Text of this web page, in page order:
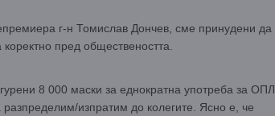
г-н Томислав Дончев, сме принудени да
пред обществеността.
8 000 маски за еднократна употреба за ОПЛ
изпратим до колегите. Ясно е, че